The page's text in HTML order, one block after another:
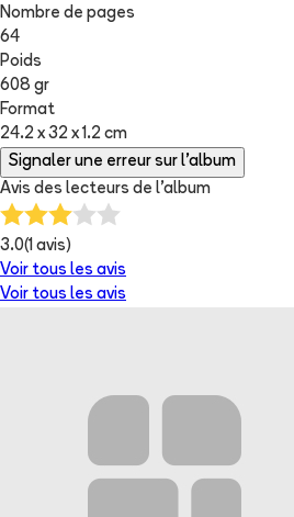
Nombre de pages
64
Poids
608 gr
Format
24.2 x 32 x 1.2 cm
Signaler une erreur sur l'album
Avis des lecteurs de l'album
3.0(1 avis)
Voir tous les avis
Voir tous les avis